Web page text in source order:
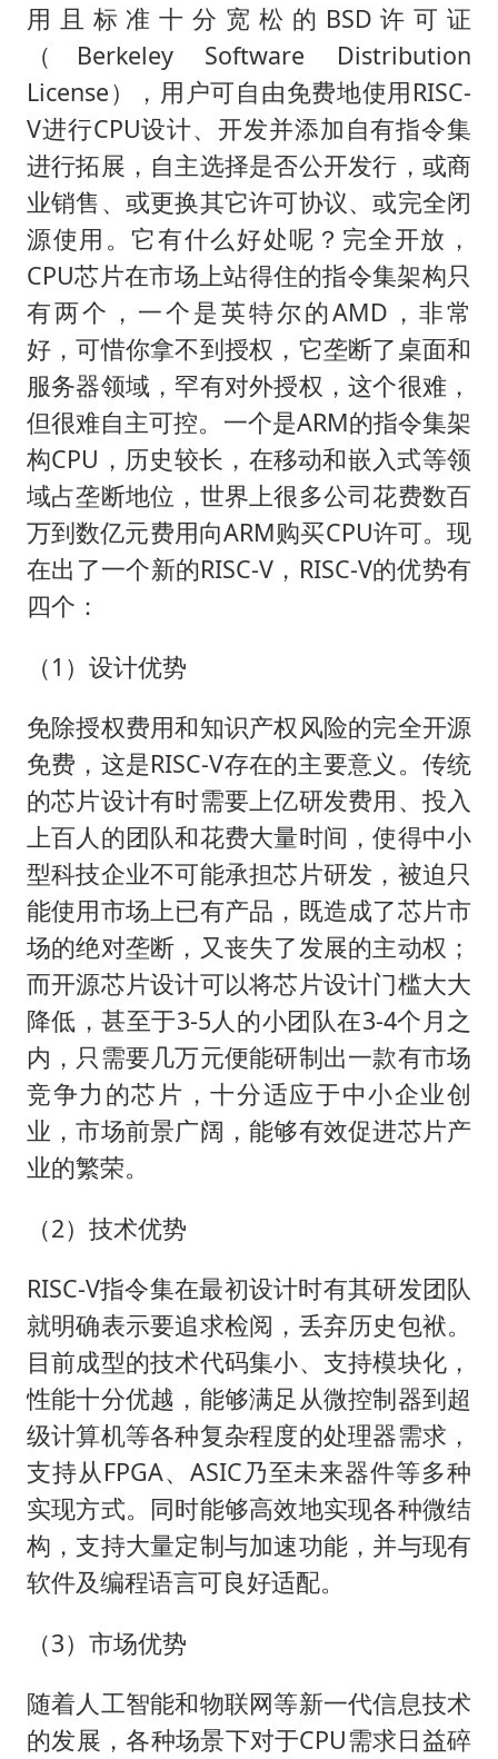
用且标准十分宽松的BSD许可证
（Berkeley Software Distribution
License），用户可自由免费地使用RISC-
V进行CPU设计、开发并添加自有指令集
进行拓展，自主选择是否公开发行，或商
业销售、或更换其它许可协议、或完全闭
源使用。它有什么好处呢？完全开放，
CPU芯片在市场上站得住的指令集架构只
有两个，一个是英特尔的AMD，非常
好，可惜你拿不到授权，它垄断了桌面和
服务器领域，罕有对外授权，这个很难，
但很难自主可控。一个是ARM的指令集架
构CPU，历史较长，在移动和嵌入式等领
域占垄断地位，世界上很多公司花费数百
万到数亿元费用向ARM购买CPU许可。现
在出了一个新的RISC-V，RISC-V的优势有
四个：
（1）设计优势
免除授权费用和知识产权风险的完全开源
免费，这是RISC-V存在的主要意义。传统
的芯片设计有时需要上亿研发费用、投入
上百人的团队和花费大量时间，使得中小
型科技企业不可能承担芯片研发，被迫只
能使用市场上已有产品，既造成了芯片市
场的绝对垄断，又丧失了发展的主动权；
而开源芯片设计可以将芯片设计门槛大大
降低，甚至于3-5人的小团队在3-4个月之
内，只需要几万元便能研制出一款有市场
竞争力的芯片，十分适应于中小企业创
业，市场前景广阔，能够有效促进芯片产
业的繁荣。
（2）技术优势
RISC-V指令集在最初设计时有其研发团队
就明确表示要追求检阅，丢弃历史包袱。
目前成型的技术代码集小、支持模块化，
性能十分优越，能够满足从微控制器到超
级计算机等各种复杂程度的处理器需求，
支持从FPGA、ASIC乃至未来器件等多种
实现方式。同时能够高效地实现各种微结
构，支持大量定制与加速功能，并与现有
软件及编程语言可良好适配。
（3）市场优势
随着人工智能和物联网等新一代信息技术
的发展，各种场景下对于CPU需求日益碎